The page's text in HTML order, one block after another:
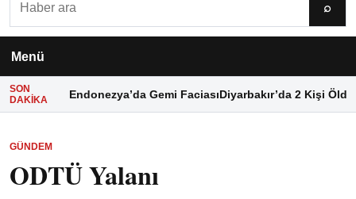
⌕
Menü
SON
DAKIKA
Endonezya’da Gemi FaciasıDiyarbakır’da 2 Kişi Öldü
GÜNDEM
ODTÜ Yalanı